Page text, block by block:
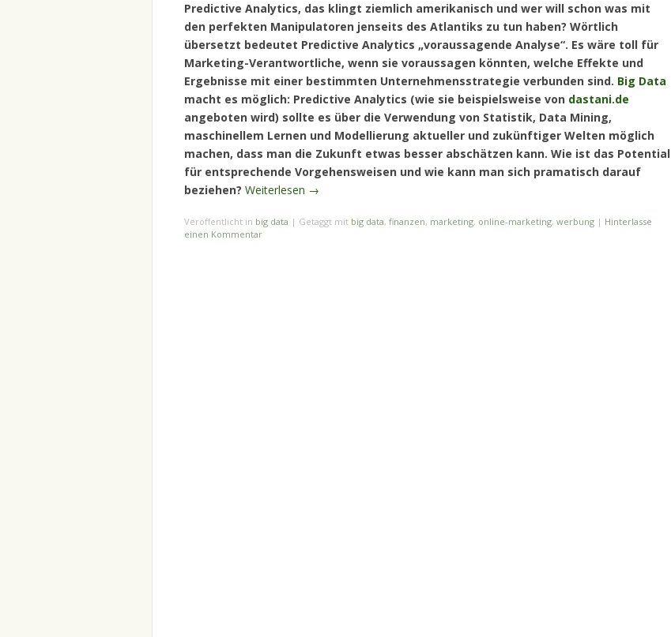
Predictive Analytics, das klingt ziemlich amerikanisch und wer will schon was mit
den perfekten Manipulatoren jenseits des Atlantiks zu tun haben? Wörtlich
übersetzt bedeutet Predictive Analytics „voraussagende Analyse“. Es wäre toll für
Marketing-Verantwortliche, wenn sie voraussagen könnten, welche Effekte und
Ergebnisse mit einer bestimmten Unternehmensstrategie verbunden sind. Big Data
macht es möglich: Predictive Analytics (wie sie beispielsweise von dastani.de
angeboten wird) sollte es über die Verwendung von Statistik, Data Mining,
maschinellem Lernen und Modellierung aktueller und zukünftiger Welten möglich
machen, dass man die Zukunft etwas besser abschätzen kann. Wie ist das Potential
für entsprechende Vorgehensweisen und wie kann man sich pramatisch darauf
beziehen? Weiterlesen →
Veröffentlicht in big data | Getaggt mit big data, finanzen, marketing, online-marketing, werbung | Hinterlasse
einen Kommentar